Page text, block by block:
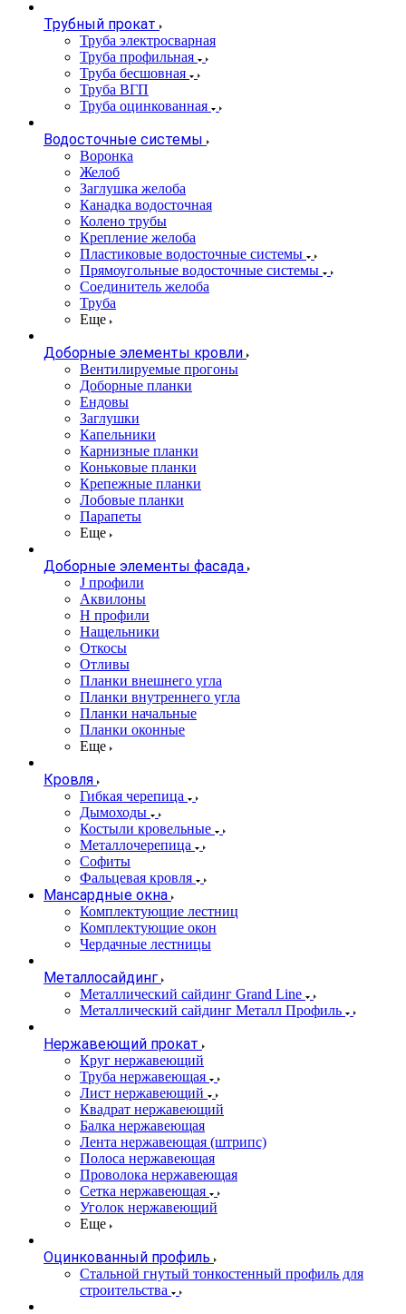
Трубный прокат
Труба электросварная
Труба профильная
Труба бесшовная
Труба ВГП
Труба оцинкованная
Водосточные системы
Воронка
Желоб
Заглушка желоба
Канадка водосточная
Колено трубы
Крепление желоба
Пластиковые водосточные системы
Прямоугольные водосточные системы
Соединитель желоба
Труба
Еще
Доборные элементы кровли
Вентилируемые прогоны
Доборные планки
Ендовы
Заглушки
Капельники
Карнизные планки
Коньковые планки
Крепежные планки
Лобовые планки
Парапеты
Еще
Доборные элементы фасада
J профили
Аквилоны
Н профили
Нащельники
Откосы
Отливы
Планки внешнего угла
Планки внутреннего угла
Планки начальные
Планки оконные
Еще
Кровля
Гибкая черепица
Дымоходы
Костыли кровельные
Металлочерепица
Софиты
Фальцевая кровля
Мансардные окна
Комплектующие лестниц
Комплектующие окон
Чердачные лестницы
Металлосайдинг
Металлический сайдинг Grand Line
Металлический сайдинг Металл Профиль
Нержавеющий прокат
Круг нержавеющий
Труба нержавеющая
Лист нержавеющий
Квадрат нержавеющий
Балка нержавеющая
Лента нержавеющая (штрипс)
Полоса нержавеющая
Проволока нержавеющая
Сетка нержавеющая
Уголок нержавеющий
Еще
Оцинкованный профиль
Стальной гнутый тонкостенный профиль для
строительства